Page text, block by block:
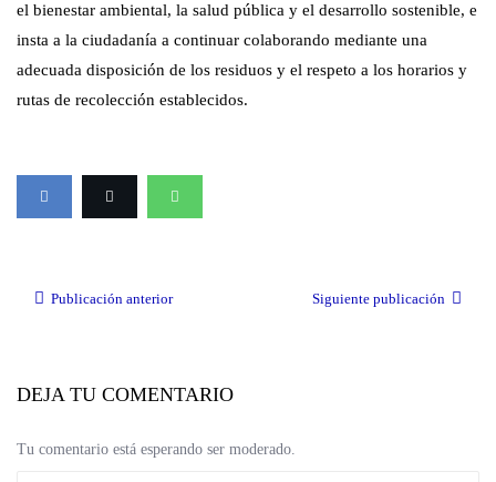
el bienestar ambiental, la salud pública y el desarrollo sostenible, e
insta a la ciudadanía a continuar colaborando mediante una
adecuada disposición de los residuos y el respeto a los horarios y
rutas de recolección establecidos.
Publicación anterior Siguiente publicación
DEJA TU COMENTARIO
Tu comentario está esperando ser moderado.